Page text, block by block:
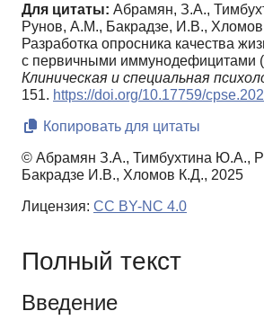
Для цитаты: Абрамян, З.А.,
Рунов, А.М., Бакрадзе, И.В.,
Разработка опросника качества
с первичными
Клиническая и специальная
151. https://doi.org/10.17759/
Копировать для цитаты
© Абрамян З.А., Тимбухтина Ю.А.,
Бакрадзе И.В., Хломов К.Д., 2025
Лицензия: CC BY-NC 4.0
Полный текст
Введение